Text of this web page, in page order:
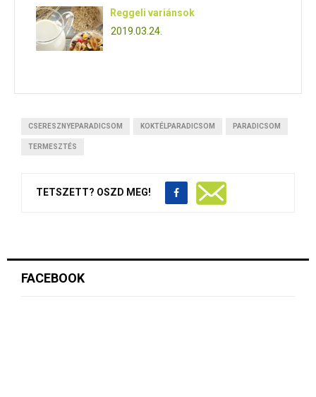
Reggeli variánsok
2019.03.24.
CSERESZNYEPARADICSOM KOKTÉLPARADICSOM PARADICSOM
TERMESZTÉS
TETSZETT? OSZD MEG!
FACEBOOK